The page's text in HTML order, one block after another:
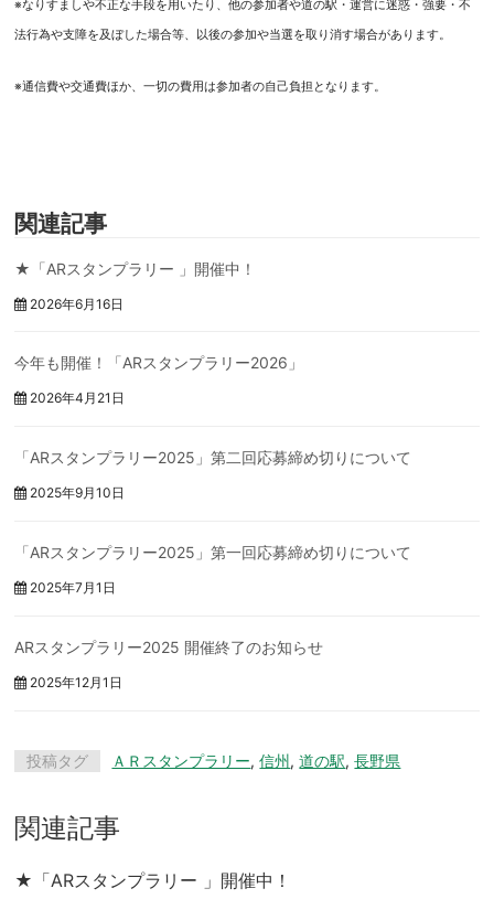
※なりすましや不正な手段を用いたり、他の参加者や道の駅・運営に迷惑・強要・不
法行為や支障を及ぼした場合等、以後の参加や当選を取り消す場合があります。
※通信費や交通費ほか、一切の費用は参加者の自己負担となります。
関連記事
★「ARスタンプラリー 」開催中！
2026年6月16日
今年も開催！「ARスタンプラリー2026」
2026年4月21日
「ARスタンプラリー2025」第二回応募締め切りについて
2025年9月10日
「ARスタンプラリー2025」第一回応募締め切りについて
2025年7月1日
ARスタンプラリー2025 開催終了のお知らせ
2025年12月1日
投稿タグ ＡＲスタンプラリー,信州,道の駅,長野県
関連記事
★「ARスタンプラリー 」開催中！